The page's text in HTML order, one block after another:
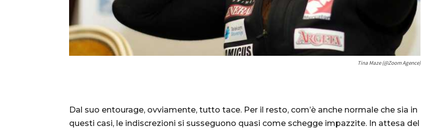
Tina Maze (@Zoom Agence)
Dal suo entourage, ovviamente, tutto tace. Per il resto, com’è anche normale che sia in
questi casi, le indiscrezioni si susseguono quasi come schegge impazzite. In attesa del